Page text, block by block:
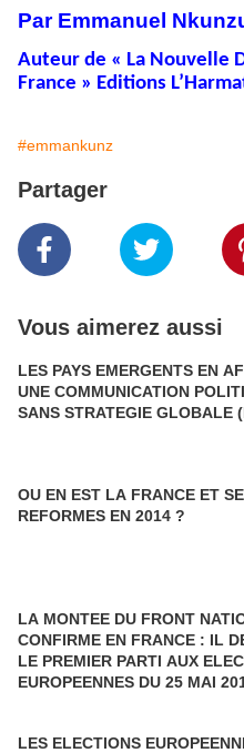
Par Emmanuel
Auteur de « La Nouvelle
France » Editions
#emmankunz
Partager
Vous aimerez aussi
LES PAYS EMERGENTS EN
UNE COMMUNICATION POLITIQUE
SANS STRATEGIE GLOBALE
OU EN EST LA FRANCE ET
REFORMES EN 2014 ?
LA MONTEE DU FRONT
CONFIRME EN FRANCE : IL
LE PREMIER PARTI AUX
EUROPEENNES DU 25 MAI
LES ELECTIONS